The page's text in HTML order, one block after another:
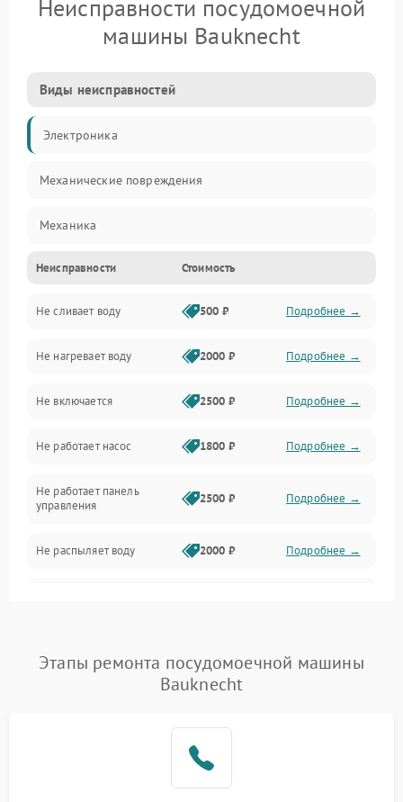
Неисправности посудомоечной
машины Bauknecht
Виды неисправностей
Электроника
Механические повреждения
Механика
Управление
Электропитание
Датчики
Нагрев
Вода
Гигиена
Программное обеспечение
Неисправности Стоимость
Не сливает воду 500 ₽ Подробнее →
Не нагревает воду 2000 ₽ Подробнее →
Не включается 2500 ₽ Подробнее →
Не работает насос 1800 ₽ Подробнее →
Не работает панель
управления
2500 ₽ Подробнее →
Не распыляет воду 2000 ₽ Подробнее →
Проблемы с набором
воды
1800 ₽ Подробнее →
1700 ₽
Этапы ремонта посудомоечной машины
Bauknecht